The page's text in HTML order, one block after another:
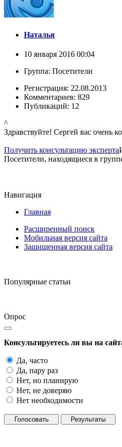
Наталья
10 января 2016 00:04
Группа: Посетители
Регистрация: 22.08.2013
Комментариев: 829
Публикаций: 12
^
Здравствуйте! Сергей вас очень
Получить консультацию эксперта
Посетители, находящиеся в
Навигация
Главная
Расширенный поиск
Мобильная версия сайта
Зашищенная версия сайта
Популярные статьи
Опрос
Консультируетесь ли вы на
Да, часто
Да, пару раз
Нет, но планирую
Нет, не доверяю
Нет необходимости
Голосовать Результаты